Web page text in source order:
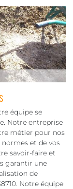
équipe se
Notre entreprise
métier pour nos
et de vos
savoir-faire et
garantir une
de
Notre équipe